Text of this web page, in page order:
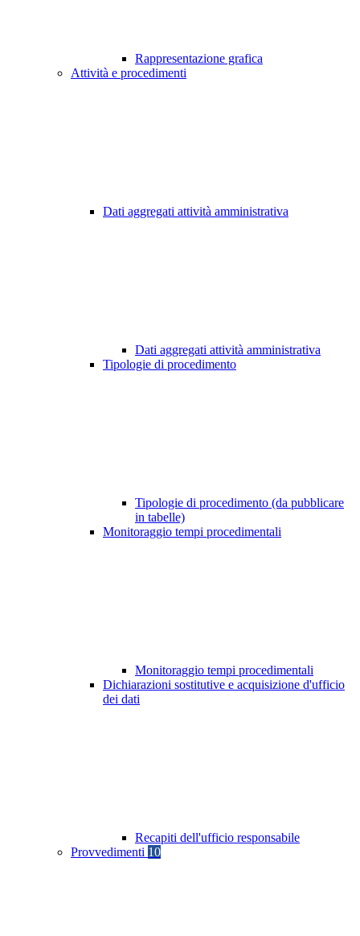
Rappresentazione grafica
Attività e procedimenti
Dati aggregati attività amministrativa
Dati aggregati attività amministrativa
Tipologie di procedimento
Tipologie di procedimento (da pubblicare
in tabelle)
Monitoraggio tempi procedimentali
Monitoraggio tempi procedimentali
Dichiarazioni sostitutive e acquisizione d'ufficio
dei dati
Recapiti dell'ufficio responsabile
Provvedimenti 10